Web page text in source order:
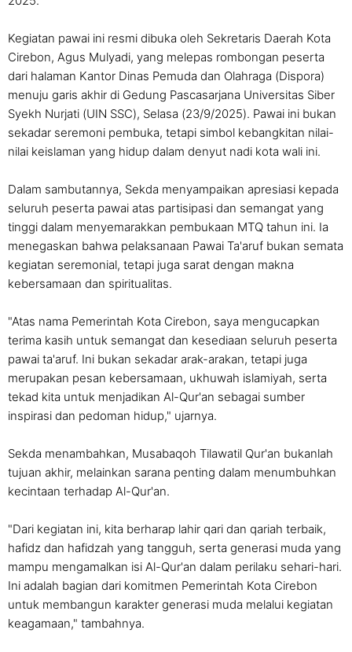
Kegiatan pawai ini resmi dibuka oleh Sekretaris Daerah Kota
Cirebon, Agus Mulyadi, yang melepas rombongan peserta
dari halaman Kantor Dinas Pemuda dan Olahraga (Dispora)
menuju garis akhir di Gedung Pascasarjana Universitas Siber
Syekh Nurjati (UIN SSC), Selasa (23/9/2025). Pawai ini bukan
sekadar seremoni pembuka, tetapi simbol kebangkitan nilai-
nilai keislaman yang hidup dalam denyut nadi kota wali ini.
Dalam sambutannya, Sekda menyampaikan apresiasi kepada
seluruh peserta pawai atas partisipasi dan semangat yang
tinggi dalam menyemarakkan pembukaan MTQ tahun ini. Ia
menegaskan bahwa pelaksanaan Pawai Ta'aruf bukan semata
kegiatan seremonial, tetapi juga sarat dengan makna
kebersamaan dan spiritualitas.
"Atas nama Pemerintah Kota Cirebon, saya mengucapkan
terima kasih untuk semangat dan kesediaan seluruh peserta
pawai ta'aruf. Ini bukan sekadar arak-arakan, tetapi juga
merupakan pesan kebersamaan, ukhuwah islamiyah, serta
tekad kita untuk menjadikan Al-Qur'an sebagai sumber
inspirasi dan pedoman hidup," ujarnya.
Sekda menambahkan, Musabaqoh Tilawatil Qur'an bukanlah
tujuan akhir, melainkan sarana penting dalam menumbuhkan
kecintaan terhadap Al-Qur'an.
"Dari kegiatan ini, kita berharap lahir qari dan qariah terbaik,
hafidz dan hafidzah yang tangguh, serta generasi muda yang
mampu mengamalkan isi Al-Qur'an dalam perilaku sehari-hari.
Ini adalah bagian dari komitmen Pemerintah Kota Cirebon
untuk membangun karakter generasi muda melalui kegiatan
keagamaan," tambahnya.